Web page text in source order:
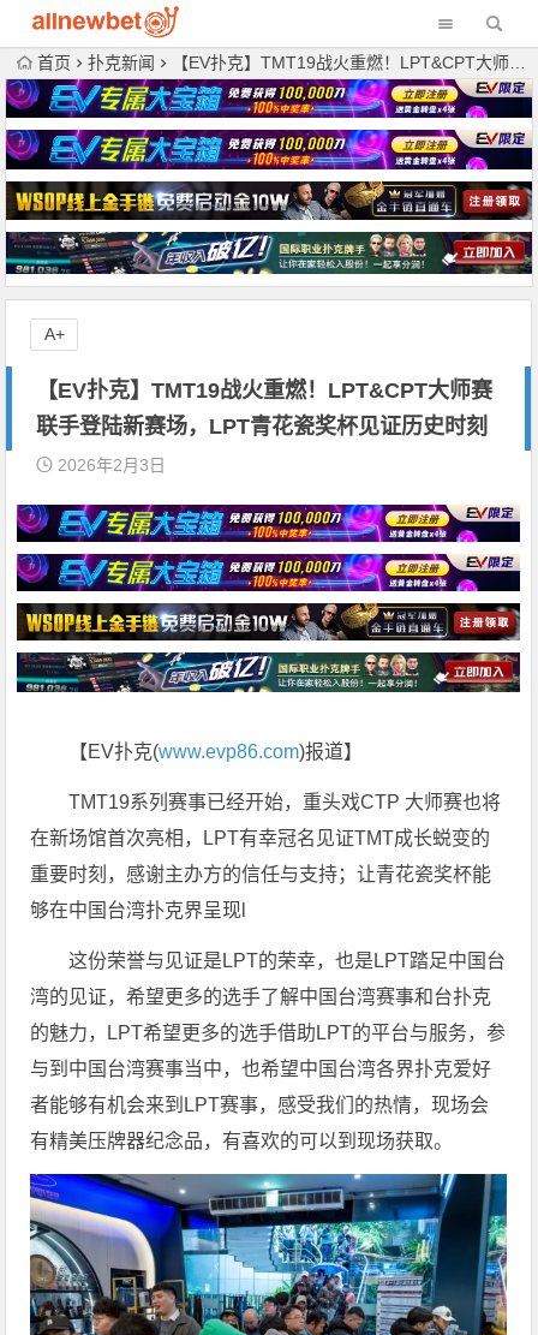
首页 扑克新闻 【EV扑克】TMT19战火重燃！LPT&CPT大师赛联手登陆新赛场，LPT青花瓷奖杯见证历史时刻
【EV扑克】TMT19战火重燃！LPT&CPT大师赛
联手登陆新赛场，LPT青花瓷奖杯见证历史时刻
2026年2月3日
【EV扑克(www.evp86.com)报道】
TMT19系列赛事已经开始，重头戏CTP 大师赛也将
在新场馆首次亮相，LPT有幸冠名见证TMT成长蜕变的
重要时刻，感谢主办方的信任与支持；让青花瓷奖杯能
够在中国台湾扑克界呈现l
这份荣誉与见证是LPT的荣幸，也是LPT踏足中国台
湾的见证，希望更多的选手了解中国台湾赛事和台扑克
的魅力，LPT希望更多的选手借助LPT的平台与服务，参
与到中国台湾赛事当中，也希望中国台湾各界扑克爱好
者能够有机会来到LPT赛事，感受我们的热情，现场会
有精美压牌器纪念品，有喜欢的可以到现场获取。
A+